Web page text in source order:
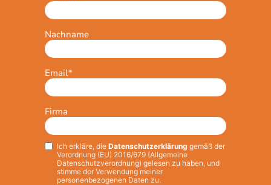
Nachname
Email*
Firma
Privacy*
Ich erkläre, die Datenschutzerklärung gemäß der
Verordnung (EU) 2016/679 (Allgemeine
Datenschutzverordnung) gelesen zu haben, und
stimme der Verwendung meiner
personenbezogenen Daten zu.